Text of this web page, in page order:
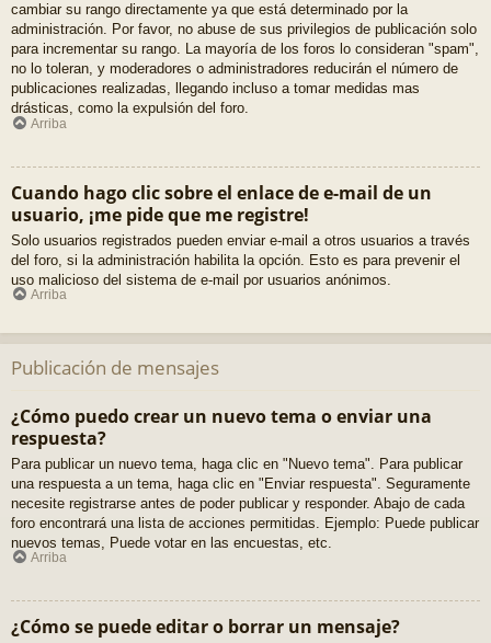
cambiar su rango directamente ya que está determinado por la
administración. Por favor, no abuse de sus privilegios de publicación solo
para incrementar su rango. La mayoría de los foros lo consideran "spam",
no lo toleran, y moderadores o administradores reducirán el número de
publicaciones realizadas, llegando incluso a tomar medidas mas
drásticas, como la expulsión del foro.
Arriba
Cuando hago clic sobre el enlace de e-mail de un
usuario, ¡me pide que me registre!
Solo usuarios registrados pueden enviar e-mail a otros usuarios a través
del foro, si la administración habilita la opción. Esto es para prevenir el
uso malicioso del sistema de e-mail por usuarios anónimos.
Arriba
Publicación de mensajes
¿Cómo puedo crear un nuevo tema o enviar una
respuesta?
Para publicar un nuevo tema, haga clic en "Nuevo tema". Para publicar
una respuesta a un tema, haga clic en "Enviar respuesta". Seguramente
necesite registrarse antes de poder publicar y responder. Abajo de cada
foro encontrará una lista de acciones permitidas. Ejemplo: Puede publicar
nuevos temas, Puede votar en las encuestas, etc.
Arriba
¿Cómo se puede editar o borrar un mensaje?